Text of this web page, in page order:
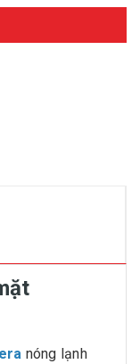
nóng lạnh